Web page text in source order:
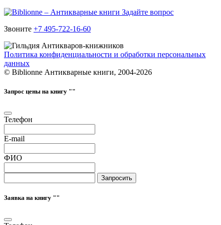
Задайте вопрос
Звоните +7 495-722-16-60
Политика конфиденциальности и обработки персональных
данных
© Biblionne Антикварные книги, 2004-2026
Запрос цены на книгу ""
Телефон
E-mail
ФИО
Запросить
Заявка на книгу ""